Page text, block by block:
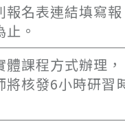
報名表連結填寫報
。
課程方式辦理，
將核發6小時研習